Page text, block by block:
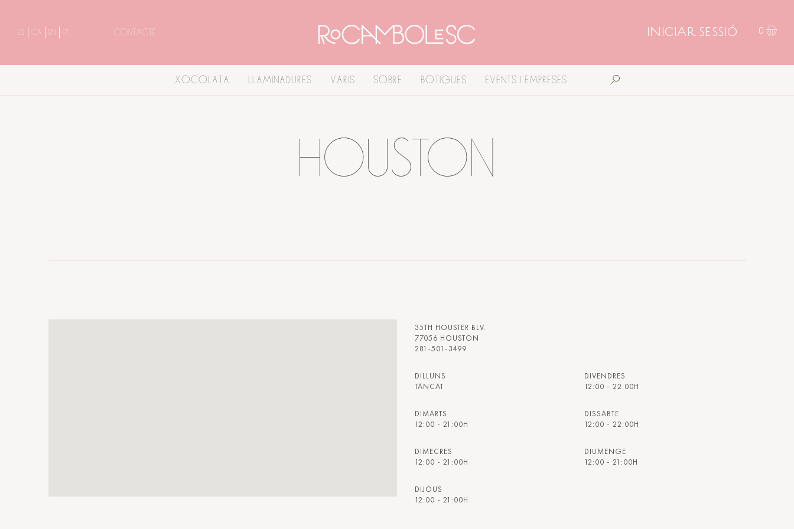
ES CA EN FR CONTACTE INICIAR SESSIÓ 0
XOCOLATA LLAMINADURES VARIS SOBRE BOTIGUES EVENTS I EMPRESES
HOUSTON
35TH HOUSTER BLV.
77056 HOUSTON
281-501-3499
DILLUNS
TANCAT
DIMARTS
12:00 - 21:00H
DIMECRES
12:00 - 21:00H
DIJOUS
12:00 - 21:00H
DIVENDRES
12:00 - 22:00H
DISSABTE
12:00 - 22:00H
DIUMENGE
12:00 - 21:00H